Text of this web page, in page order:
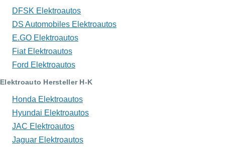
DFSK Elektroautos
DS Automobiles Elektroautos
E.GO Elektroautos
Fiat Elektroautos
Ford Elektroautos
Elektroauto Hersteller H-K
Honda Elektroautos
Hyundai Elektroautos
JAC Elektroautos
Jaguar Elektroautos